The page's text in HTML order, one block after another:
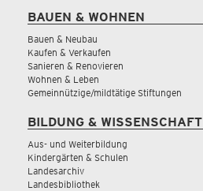
BAUEN & WOHNEN
Bauen & Neubau
Kaufen & Verkaufen
Sanieren & Renovieren
Wohnen & Leben
Gemeinnützige/mildtätige Stiftungen
BILDUNG & WISSENSCHAFT
Aus- und Weiterbildung
Kindergärten & Schulen
Landesarchiv
Landesbibliothek